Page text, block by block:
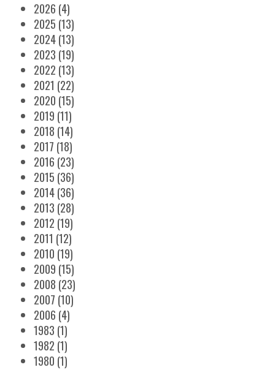
2026 (4)
2025 (13)
2024(13)
2023 (19)
2022 (13)
2021 (22)
2020 (15)
2019 (11)
2018 (14)
2017 (18)
2016 (23)
2015 (36)
2014(36)
2013 (28)
2012 (19)
2011 (12)
2010 (19)
2009 (15)
2008 (23)
2007 (10)
2006 (4)
1983 (1)
1982 (1)
1980 (1)